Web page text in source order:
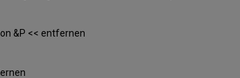
&P << entfernen